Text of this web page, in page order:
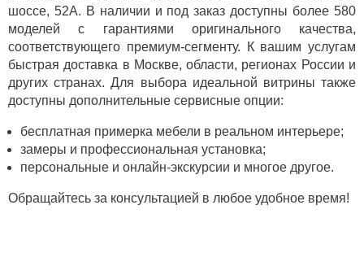
шоссе, 52А. В наличии и под заказ доступны более 580
моделей с гарантиями оригинального качества,
соответствующего премиум-сегменту. К вашим услугам
быстрая доставка в Москве, области, регионах России и
других странах. Для выбора идеальной витрины также
доступны дополнительные сервисные опции:
бесплатная примерка мебели в реальном интерьере;
замеры и профессиональная установка;
персональные и онлайн-экскурсии и многое другое.
Обращайтесь за консультацией в любое удобное время!